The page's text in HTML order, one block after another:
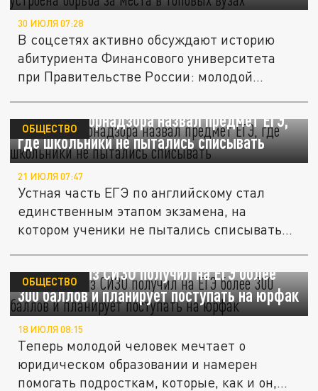
30 ИЮЛЯ 07:28
В соцсетях активно обсуждают историю
абитуриента Финансового университета
при Правительстве России: молодой...
Глава Рособрнадзора назвал предмет ЕГЭ,
где школьники не пытались списывать
ОБЩЕСТВО
21 ИЮЛЯ 07:47
Устная часть ЕГЭ по английскому стал
единственным этапом экзамена, на
котором ученики не пытались списывать...
Школьник из СИЗО получил на ЕГЭ более
300 баллов и планирует поступать на юрфак
ОБЩЕСТВО
18 ИЮЛЯ 08:15
Теперь молодой человек мечтает о
юридическом образовании и намерен
помогать подросткам, которые, как и он,...